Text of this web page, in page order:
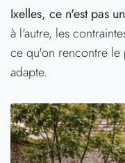
Ixelles, ce n'est pas
à l'autre, les
ce qu'on rencontre
adapte.